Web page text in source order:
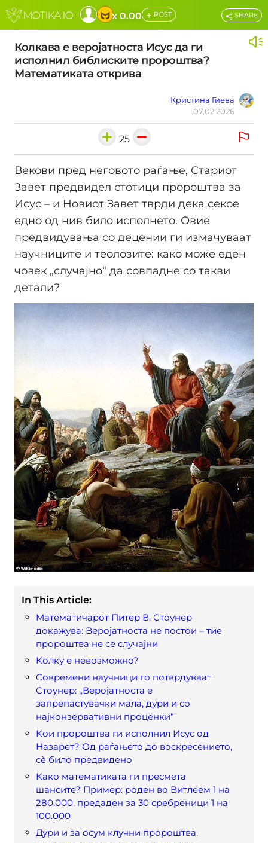
x 0.00 + POST
Колкава е веројатноста Исус да ги
исполнил библиските пророштва?
Математиката открива
Кристина Гиева
07.02.2026
SHARE
25
Векови пред неговото раѓање, Стариот
Завет предвидел стотици пророштва за
Исус – и Новиот Завет тврди дека секое
едно од нив билo исполнето. Овие
предвидувања со децении ги измачуваат
научниците и теолозите: како може еден
човек „случајно“ да совпадне со такви
детали?
In This Article:
Математичарот Питер В. Стоунер
докажува: Веројатноста не постои – тие
пророштва не се случајни
Колку е невозможно?
Современи научници го потврдуваат
Стоунер: „Веројатноста е
запрепастувачки мала, дури и со
најконзервативни проценки“
Кои пророштва ги исполнил Исус од
Назарет? Од раѓањето до воскресението,
сè било предвидено
Како математиката ги пресмета
шансите? Пример: роден во Витлеем 1 на
280.000, предаден за 30 сребреници 1 на
100.000
Дури и за осум клучни пророштва,